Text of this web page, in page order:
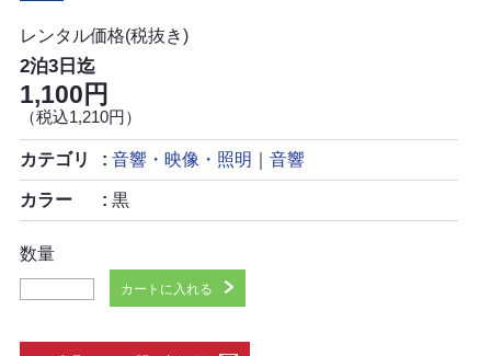
レンタル価格(税抜き)
2泊3日迄
1,100円
（税込1,210円）
カテゴリ 音響・映像・照明 ｜音響
カラー 黒
数量
カートに入れる